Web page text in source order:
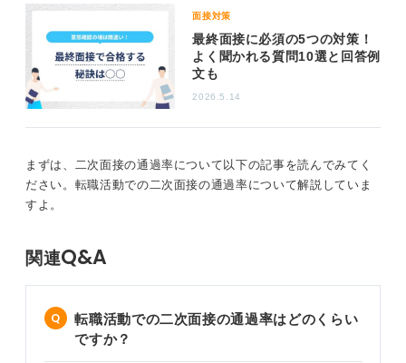
アドバイスしたいのは、二次面接が最終だと聞いても安
易に考えず、むしろそこでしっかりと評価されるため
に、十分な準備をして臨むことが大切だということで
す。
0
面接対策
最終面接に必須の5つの対策！
よく聞かれる質問10選と回答例
文も
2026.5.14
まずは、二次面接の通過率について以下の記事を読んでみてく
ださい。転職活動での二次面接の通過率について解説していま
すよ。
関連Q&A
転職活動での二次面接の通過率はどのくらい
ですか？